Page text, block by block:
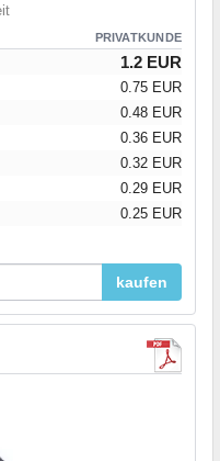
PRIVATKUNDE
1.2 EUR
0.75 EUR
0.48 EUR
0.36 EUR
0.32 EUR
0.29 EUR
0.25 EUR
kaufen